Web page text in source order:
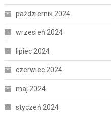
październik 2024
wrzesień 2024
lipiec 2024
czerwiec 2024
maj 2024
styczeń 2024